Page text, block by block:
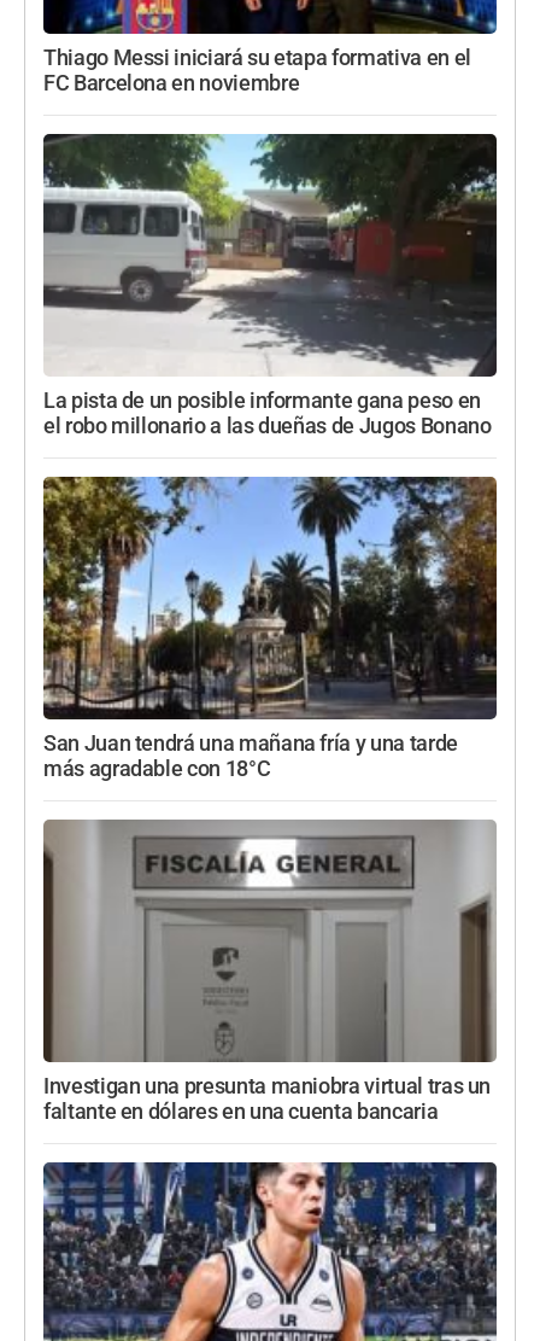
Thiago Messi iniciará su etapa formativa en el
FC Barcelona en noviembre
La pista de un posible informante gana peso en
el robo millonario a las dueñas de Jugos Bonano
San Juan tendrá una mañana fría y una tarde
más agradable con 18°C
Investigan una presunta maniobra virtual tras un
faltante en dólares en una cuenta bancaria